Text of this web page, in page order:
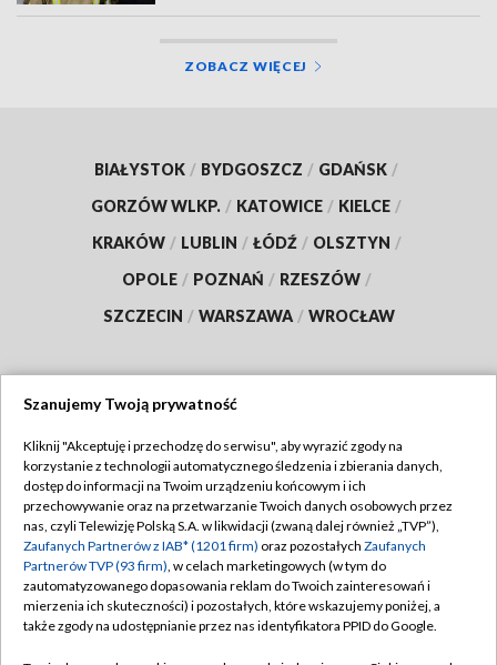
ZOBACZ WIĘCEJ
BIAŁYSTOK / BYDGOSZCZ / GDAŃSK /
GORZÓW WLKP. / KATOWICE / KIELCE /
KRAKÓW / LUBLIN / ŁÓDŹ / OLSZTYN /
OPOLE / POZNAŃ / RZESZÓW /
SZCZECIN / WARSZAWA / WROCŁAW
TVP
Abonament TVP
Emisja w TVP
Centrum informacji TVP
Naziemna Telewizja Cyfrowa
Regulamin TVP
Polityka prywatności
Moje zgody
Pomoc
Szanujemy Twoją prywatność
Kliknij "Akceptuję i przechodzę do serwisu", aby wyrazić zgody na
korzystanie z technologii automatycznego śledzenia i zbierania danych,
dostęp do informacji na Twoim urządzeniu końcowym i ich
przechowywanie oraz na przetwarzanie Twoich danych osobowych przez
nas, czyli Telewizję Polską S.A. w likwidacji (zwaną dalej również „TVP”),
Zaufanych Partnerów z IAB* (1201 firm) oraz pozostałych Zaufanych
Partnerów TVP (93 firm), w celach marketingowych (w tym do
zautomatyzowanego dopasowania reklam do Twoich zainteresowań i
mierzenia ich skuteczności) i pozostałych, które wskazujemy poniżej, a
także zgody na udostępnianie przez nas identyfikatora PPID do Google.